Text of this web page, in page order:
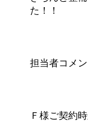
た！！
担当者コメン
Ｆ様ご契約